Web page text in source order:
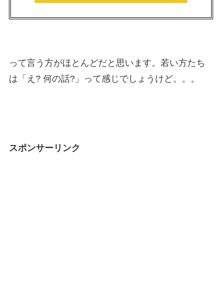
って言う方がほとんどだと思います。若い方たち
は「え? 何の話?」って感じでしょうけど。。。
スポンサーリンク